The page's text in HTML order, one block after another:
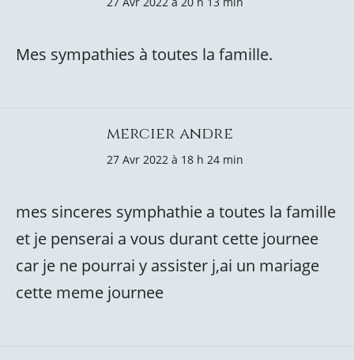
Mes sympathies à toutes la famille.
mercier andre
27 Avr 2022 à 18 h 24 min
mes sinceres symphathie a toutes la famille
et je penserai a vous durant cette journee
car je ne pourrai y assister j,ai un mariage
cette meme journee